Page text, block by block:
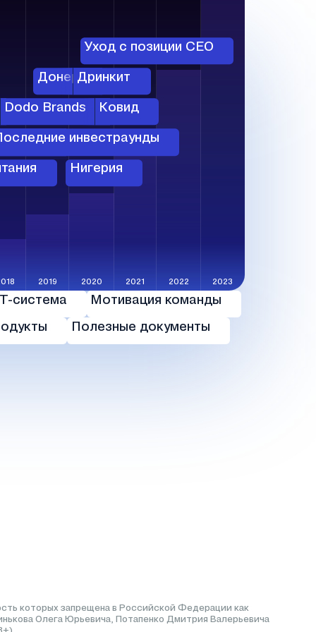
2019 2020 2021 2022 2023
инвестраунды
Dodo Brands
Донер
Нигерия
Дринкит
Уход с позиции СЕО
Ковид
система Мотивация команды
Полезные документы
которых запрещена в Российской Федерации как
Олега Юрьевича, Потапенко Дмитрия Валерьевича